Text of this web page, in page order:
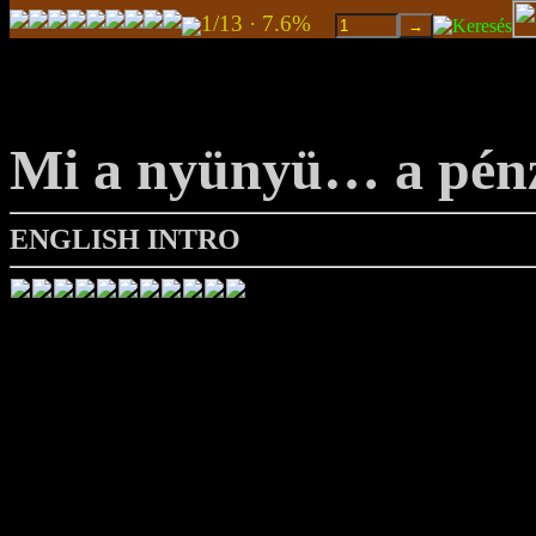
1/13 · 7.6%
Mi a nyünyü… a
ENGLISH INTRO